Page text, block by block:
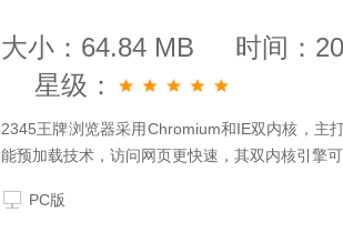
大小：64.84 MB
时间：
星级：
2345王牌浏览器采用Chromium和IE双内核，主
能预加载技术，访问网页更快速，其双内核引擎
PC版